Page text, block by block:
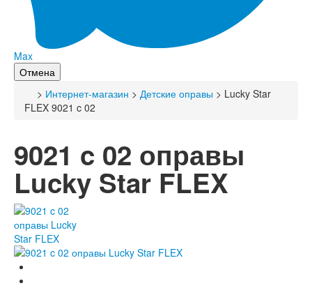
Max
Отмена
> Интернет-магазин > Детские оправы > Lucky Star
FLEX 9021 c 02
9021 c 02 оправы
Lucky Star FLEX